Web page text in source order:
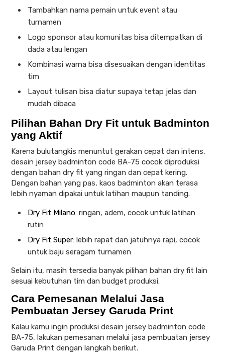
Tambahkan nama pemain untuk event atau
turnamen
Logo sponsor atau komunitas bisa ditempatkan di
dada atau lengan
Kombinasi warna bisa disesuaikan dengan identitas
tim
Layout tulisan bisa diatur supaya tetap jelas dan
mudah dibaca
Pilihan Bahan Dry Fit untuk Badminton
yang Aktif
Karena bulutangkis menuntut gerakan cepat dan intens,
desain jersey badminton code BA-75 cocok diproduksi
dengan bahan dry fit yang ringan dan cepat kering.
Dengan bahan yang pas, kaos badminton akan terasa
lebih nyaman dipakai untuk latihan maupun tanding.
Dry Fit Milano: ringan, adem, cocok untuk latihan
rutin
Dry Fit Super: lebih rapat dan jatuhnya rapi, cocok
untuk baju seragam turnamen
Selain itu, masih tersedia banyak pilihan bahan dry fit lain
sesuai kebutuhan tim dan budget produksi.
Cara Pemesanan Melalui Jasa
Pembuatan Jersey Garuda Print
Kalau kamu ingin produksi desain jersey badminton code
BA-75, lakukan pemesanan melalui jasa pembuatan jersey
Garuda Print dengan langkah berikut.